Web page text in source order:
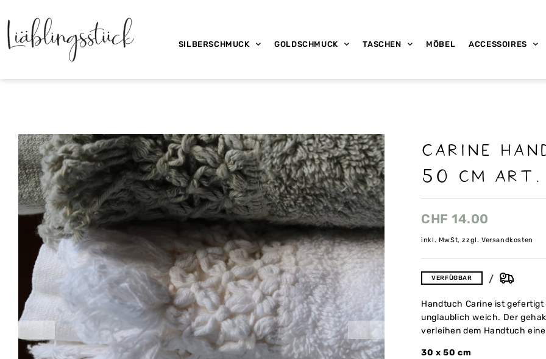
SILBERSCHMUCK GOLDSCHMUCK TASCHEN MÖBEL ACCESSOIRES
Carine
50 cm Art.
CHF 14.00
inkl. MwSt, zzgl. Versandkosten
VERFÜGBAR
Handtuch Carine ist gefertigt
unglaublich weich. Der
verleihen dem Handtuch
30 x 50 cm